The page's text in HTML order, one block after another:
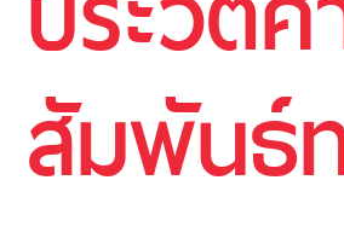
สัมพันธ์